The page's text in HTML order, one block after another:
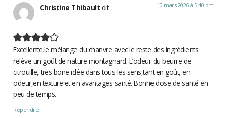
Christine Thibault dit : 10 mars 2026 à 5:40 pm
Excellente,le mélange du chanvre avec le reste des ingrédients
relève un goût de nature montagnard. L’odeur du beurre de
citrouille, tres bone idée dans tous les sens,tant en goût, en
odeur,en texture et en avantages santé. Bonne dose de santé en
peu de temps.
Répondre